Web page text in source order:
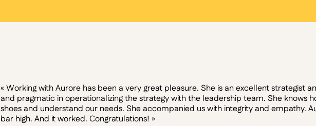
« Working with Aurore has been a very great pleasure. She is an excellent strategist
and pragmatic in operationalizing the strategy with the leadership team. She knows
shoes and understand our needs. She accompanied us with integrity and empathy.
bar high. And it worked. Congratulations! »